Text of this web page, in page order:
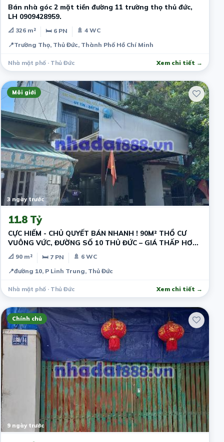
Bán nhà góc 2 mặt tiền đường 11 trường thọ thủ đức,
LH 0909428959.
📐 326 m² 🛏 6 PN
🚿 4 WC
📍Trường Thọ, Thủ Đức, Thành Phố Hồ Chí Minh
Nhà mặt phố · Thủ Đức Xem chi tiết →
Môi giới
3 ngày trước
11.8 Tỷ
CỰC HIẾM - CHỦ QUYẾT BÁN NHANH ! 90M² THỔ CƯ
VUÔNG VỨC, ĐƯỜNG SỐ 10 THỦ ĐỨC – GIÁ THẤP HƠN
THỊ TRƯỜNG - DÒNG TIỀN SẴN
📐 90 m² 🛏 7 PN
🚿 6 WC
📍đường 10, P Linh Trung, Thủ Đức
Nhà mặt phố · Thủ Đức Xem chi tiết →
Chính chủ
9 ngày trước